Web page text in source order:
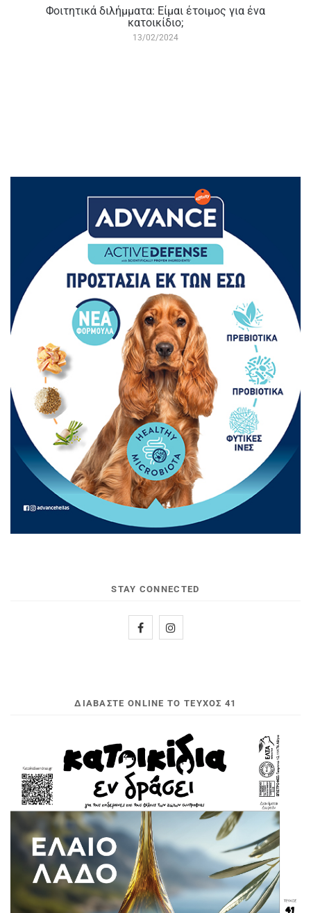
Φοιτητικά διλήμματα: Είμαι έτοιμος για ένα
κατοικίδιο;
13/02/2024
STAY CONNECTED
ΔΙΑΒΆΣΤΕ ONLINE ΤΟ ΤΕΎΧΟΣ 41